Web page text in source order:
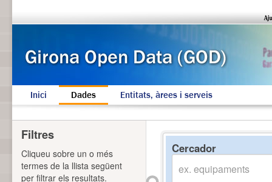
Inici Dades Entitats, àrees i serveis
Cercador
Filtres
Cliqueu sobre un o més
termes de la llista següent
per filtrar els resultats.